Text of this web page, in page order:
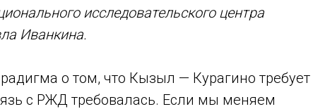
исследовательского центра
Иванкина.
о том, что Кызыл — Курагино требует
с РЖД требовалась. Если мы меняем